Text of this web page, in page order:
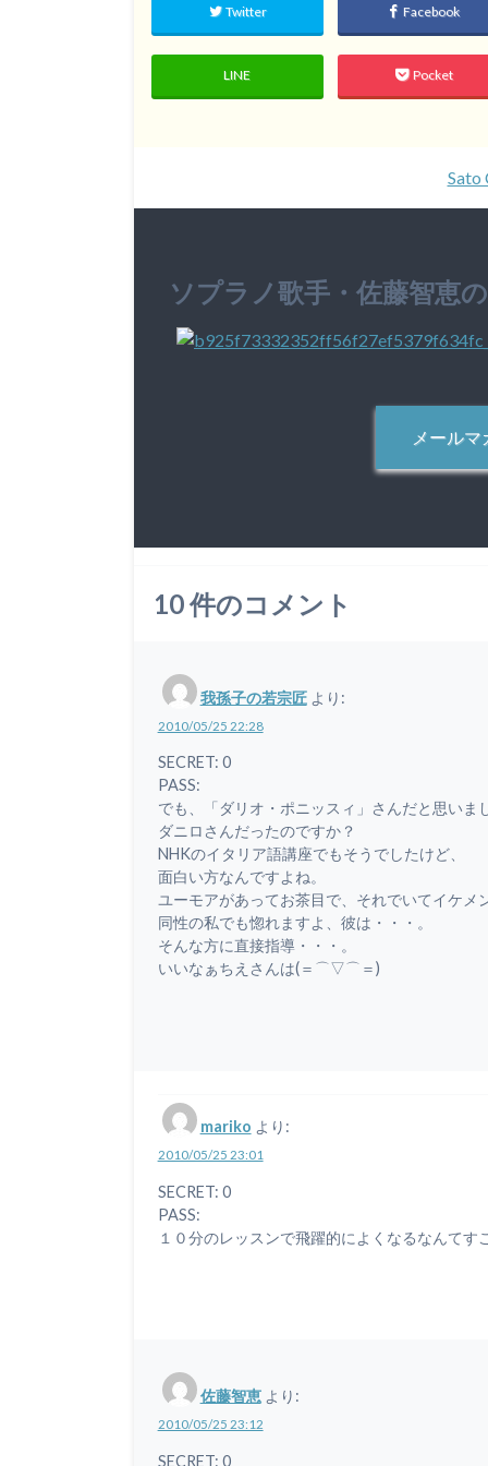
Twitter Facebook
LINE Pocket
Sato
ソプラノ歌手・佐藤智恵
メール
10件のコメント
我孫子の若宗匠 より:
2010/05/25 22:28
SECRET: 0
PASS:
でも、「ダリオ・ポニッスィ」さんだと思いま
ダニロさんだったのですか？
NHKのイタリア語講座でもそうでしたけど、
面白い方なんですよね。
ユーモアがあってお茶目で、それでいてイケメ
同性の私でも惚れますよ、彼は・・・。
そんな方に直接指導・・・。
いいなぁちえさんは(＝⌒▽⌒＝)
mariko より:
2010/05/25 23:01
SECRET: 0
PASS:
１０分のレッスンで飛躍的によくなるなんて
佐藤智恵 より:
2010/05/25 23:12
SECRET: 0